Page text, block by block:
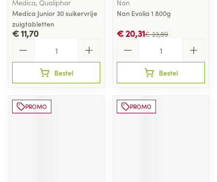
Medica, Qualiphar
Medica Junior 30 suikervrije
zuigtabletten
€ 11,70
Bestel
Nan
Nan Evolia 1 800g
€ 23,89
€ 20,31
Bestel
PROMO PROMO